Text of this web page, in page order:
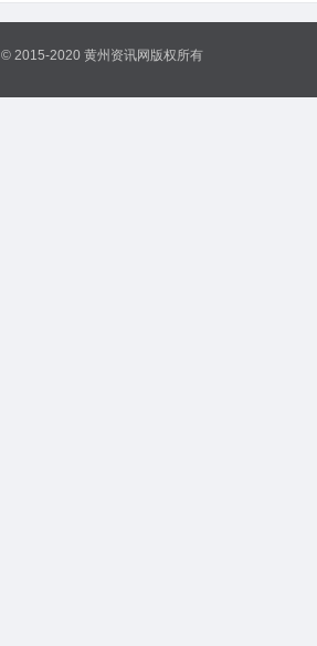
© 2015-2020 黄州资讯网版权所有